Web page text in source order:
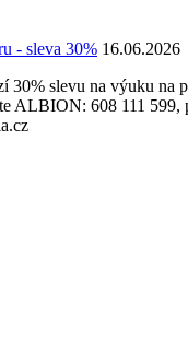
- sleva 30% 16.06.2026
30% slevu na výuku na
ALBION: 608 111 599,